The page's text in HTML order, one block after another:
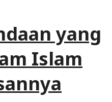
yang
Islam